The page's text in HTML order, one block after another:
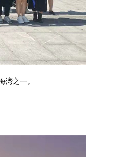
湾之一。